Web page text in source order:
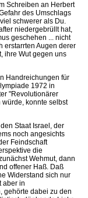
Schreiben an Herbert
des Umschlags
schwerer als Du.
niedergebrüllt hat,
geschehen ... nicht
erstarrten Augen derer
ihre Wut gegen uns
Handreichungen für
1972 in
"Revolutionärer
konnte selbst
Staat Israel, der
noch angesichts
Feindschaft
die
Wehmut, dann
offener Haß. Daß
Widerstand sich nur
aber in
gehörte dabei zu den